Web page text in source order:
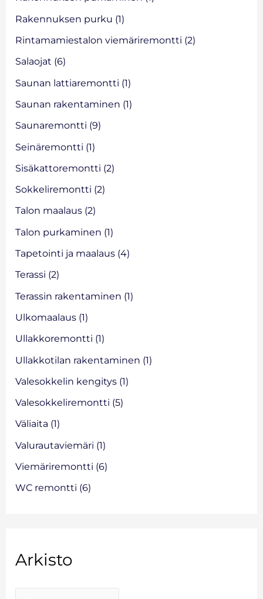
Rakennuksen purku (1)
Rintamamiestalon viemäriremontti (2)
Salaojat (6)
Saunan lattiaremontti (1)
Saunan rakentaminen (1)
Saunaremontti (9)
Seinäremontti (1)
Sisäkattoremontti (2)
Sokkeliremontti (2)
Talon maalaus (2)
Talon purkaminen (1)
Tapetointi ja maalaus (4)
Terassi (2)
Terassin rakentaminen (1)
Ulkomaalaus (1)
Ullakkoremontti (1)
Ullakkotilan rakentaminen (1)
Valesokkelin kengitys (1)
Valesokkeliremontti (5)
Väliaita (1)
Valurautaviemäri (1)
Viemäriremontti (6)
WC remontti (6)
Arkisto